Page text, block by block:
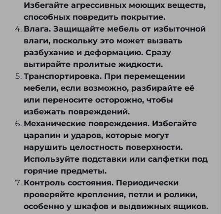
Избегайте агрессивных моющих веществ,
способных повредить покрытие.
Влага. Защищайте мебель от избыточной
влаги, поскольку это может вызвать
разбухание и деформацию. Сразу
вытирайте пролитые жидкости.
Транспортировка. При перемещении
мебели, если возможно, разбирайте её
или переносите осторожно, чтобы
избежать повреждений.
Механические повреждения. Избегайте
царапин и ударов, которые могут
нарушить целостность поверхности.
Используйте подставки или салфетки под
горячие предметы.
Контроль состояния. Периодически
проверяйте крепления, петли и ролики,
особенно у шкафов и выдвижных ящиков.